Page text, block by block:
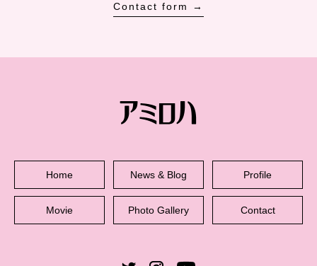
Contact form →
Home News & Blog Profile
Movie Photo Gallery Contact